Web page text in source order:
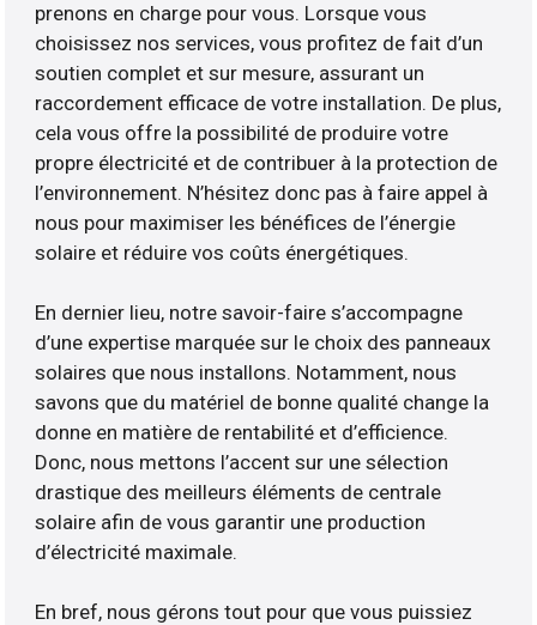
prenons en charge pour vous. Lorsque vous
choisissez nos services, vous profitez de fait d’un
soutien complet et sur mesure, assurant un
raccordement efficace de votre installation. De plus,
cela vous offre la possibilité de produire votre
propre électricité et de contribuer à la protection de
l’environnement. N’hésitez donc pas à faire appel à
nous pour maximiser les bénéfices de l’énergie
solaire et réduire vos coûts énergétiques.
En dernier lieu, notre savoir-faire s’accompagne
d’une expertise marquée sur le choix des panneaux
solaires que nous installons. Notamment, nous
savons que du matériel de bonne qualité change la
donne en matière de rentabilité et d’efficience.
Donc, nous mettons l’accent sur une sélection
drastique des meilleurs éléments de centrale
solaire afin de vous garantir une production
d’électricité maximale.
En bref, nous gérons tout pour que vous puissiez